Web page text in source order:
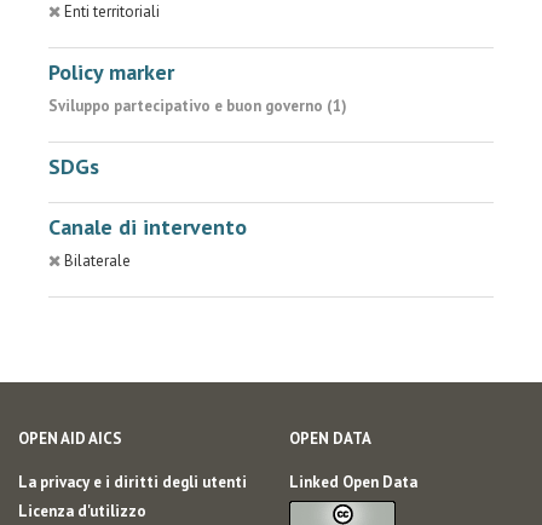
Enti territoriali
Policy marker
Sviluppo partecipativo e buon governo (1)
SDGs
Canale di intervento
Bilaterale
OPEN AID AICS
La privacy e i diritti degli utenti
Licenza d'utilizzo
OPEN DATA
Linked Open Data